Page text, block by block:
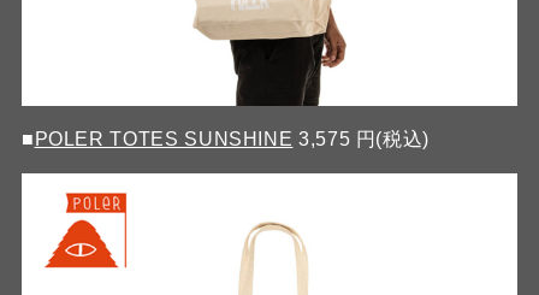
■ POLER TOTES SUNSHINE 3,575 円(税込)